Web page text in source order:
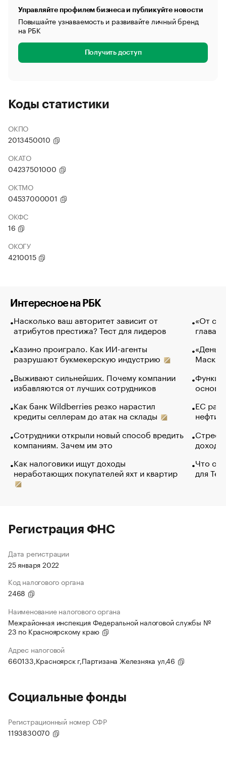
Управляйте профилем бизнеса и публикуйте новости
Повышайте узнаваемость и развивайте личный бренд
на РБК
Получить доступ
Коды статистики
ОКПО
2013450010
ОКАТО
04237501000
ОКТМО
04537000001
ОКФС
16
ОКОГУ
4210015
Интересное на РБК
Насколько ваш авторитет зависит от
атрибутов престижа? Тест для лидеров
Казино проиграло. Как ИИ-агенты
разрушают букмекерскую индустрию
Выживают сильнейших. Почему компании
избавляются от лучших сотрудников
Как банк Wildberries резко нарастил
кредиты селлерам до атак на склады
Сотрудники открыли новый способ вредить
компаниям. Зачем им это
Как налоговики ищут доходы
неработающих покупателей яхт и квартир
«От
глава
Маск в
основ
ЕС
нефти
Что
для
Регистрация ФНС
Дата регистрации
25 января 2022
Код налогового органа
2468
Наименование налогового органа
Межрайонная инспекция Федеральной налоговой службы №
23 по Красноярскому краю
Адрес налоговой
660133,Красноярск г,Партизана Железняка ул,46
Социальные фонды
Регистрационный номер СФР
1193830070